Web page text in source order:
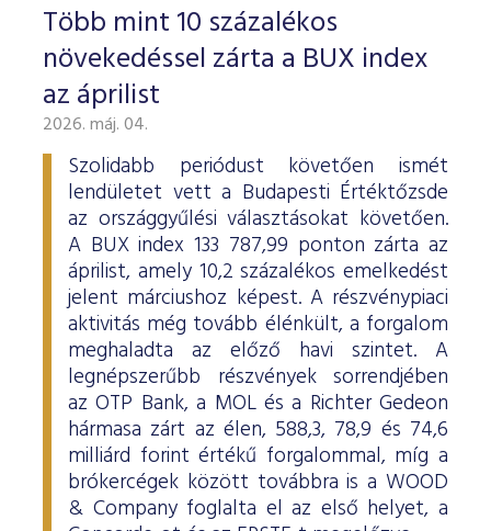
Több mint 10 százalékos
növekedéssel zárta a BUX index
az áprilist
2026. máj. 04.
Szolidabb periódust követően ismét
lendületet vett a Budapesti Értéktőzsde
az országgyűlési választásokat követően.
A BUX index 133 787,99 ponton zárta az
áprilist, amely 10,2 százalékos emelkedést
jelent márciushoz képest. A részvénypiaci
aktivitás még tovább élénkült, a forgalom
meghaladta az előző havi szintet. A
legnépszerűbb részvények sorrendjében
az OTP Bank, a MOL és a Richter Gedeon
hármasa zárt az élen, 588,3, 78,9 és 74,6
milliárd forint értékű forgalommal, míg a
brókercégek között továbbra is a WOOD
& Company foglalta el az első helyet, a